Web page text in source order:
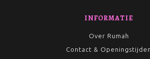
INFORMATIE
Over Rumah
Contact & Openingstijden